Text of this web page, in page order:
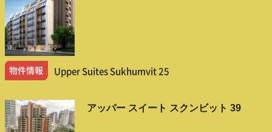
物件情報 Upper Suites Sukhumvit 25
アッパー スイート スクンビット 39